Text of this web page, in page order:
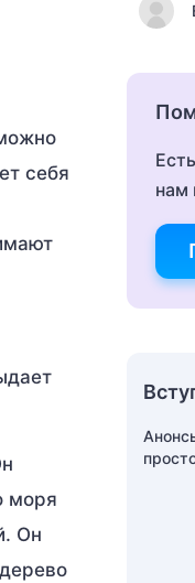
себя
моря
Он
нам